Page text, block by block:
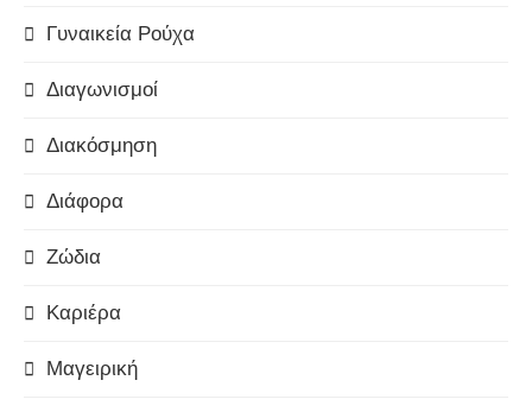
Γυναικεία Ρούχα
Διαγωνισμοί
Διακόσμηση
Διάφορα
Ζώδια
Καριέρα
Μαγειρική